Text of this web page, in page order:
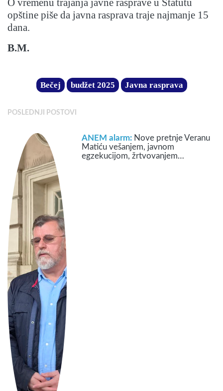
O vremenu trajanja javne rasprave u Statutu
opštine piše da javna rasprava traje najmanje 15
dana.
B.M.
Bečej budžet 2025 Javna rasprava
POSLEDNJI POSTOVI
ANEM alarm: Nove pretnje Veranu
Matiću vešanjem, javnom
egzekucijom, žrtvovanjem…